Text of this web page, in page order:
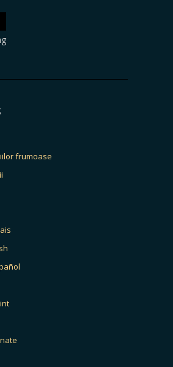
frumoase